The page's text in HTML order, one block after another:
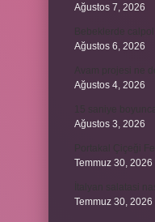
Ağustos 7, 2026
Ağustos 6, 2026
Ağustos 4, 2026
Ağustos 3, 2026
Temmuz 30, 2026
Temmuz 30, 2026